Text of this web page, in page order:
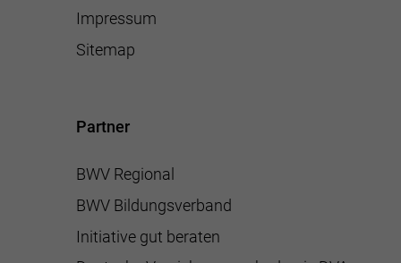
Impressum
Sitemap
Partner
BWV Regional
BWV Bildungsverband
Initiative gut beraten